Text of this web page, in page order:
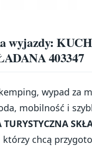
wyjazdy:
403347
wypad za
mobilność i
chcą